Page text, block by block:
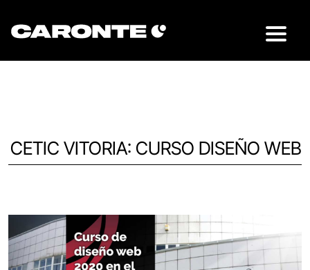
CETIC VITORIA: CURSO DISEÑO WEB